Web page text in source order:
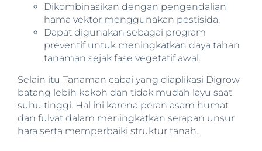
Dikombinasikan dengan pengendalian
hama vektor menggunakan pestisida.
Dapat digunakan sebagai program
preventif untuk meningkatkan daya tahan
tanaman sejak fase vegetatif awal.
Selain itu Tanaman cabai yang diaplikasi Digrow
batang lebih kokoh dan tidak mudah layu saat
suhu tinggi. Hal ini karena peran asam humat
dan fulvat dalam meningkatkan serapan unsur
hara serta memperbaiki struktur tanah.